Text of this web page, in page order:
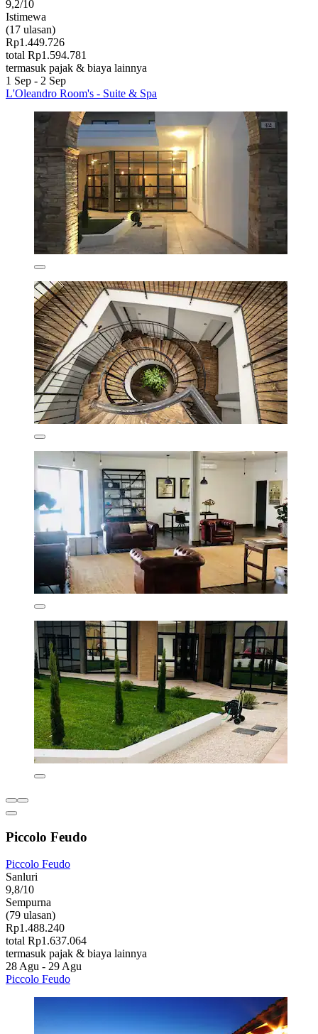
9,2/10
Istimewa
(17 ulasan)
Rp1.449.726
total Rp1.594.781
termasuk pajak & biaya lainnya
1 Sep - 2 Sep
L'Oleandro Room's - Suite & Spa
Piccolo Feudo
Piccolo Feudo
Sanluri
9,8/10
Sempurna
(79 ulasan)
Rp1.488.240
total Rp1.637.064
termasuk pajak & biaya lainnya
28 Agu - 29 Agu
Piccolo Feudo